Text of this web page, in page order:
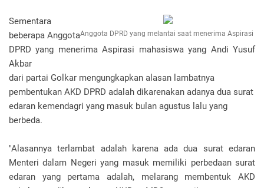
Anggota DPRD yang melantai saat menerima Aspirasi
Sementara
beberapa Anggota
DPRD yang menerima Aspirasi mahasiswa yang Andi Yusuf
Akbar
dari partai Golkar mengungkapkan alasan lambatnya
pembentukan AKD DPRD adalah dikarenakan adanya dua surat
edaran kemendagri yang masuk bulan agustus lalu yang
berbeda.
"Alasannya terlambat adalah karena ada dua surat edaran
Menteri dalam Negeri yang masuk memiliki perbedaan surat
edaran yang pertama adalah, melarang membentuk AKD